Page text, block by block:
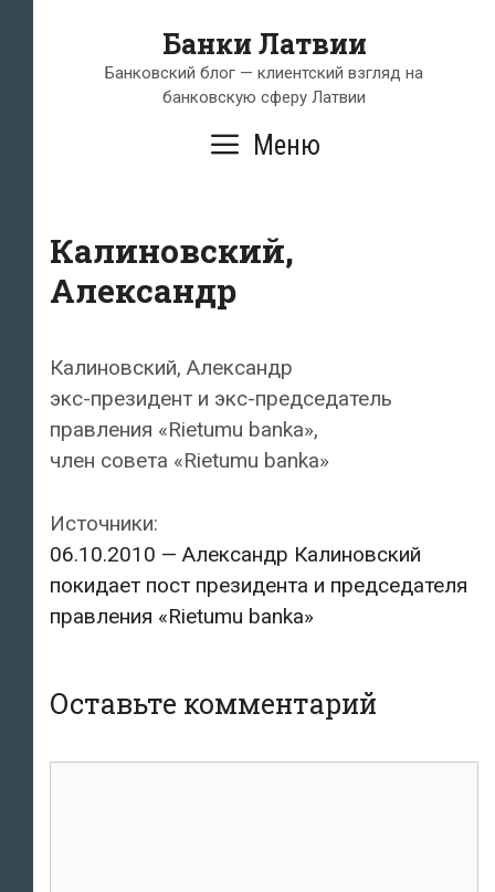
содержимому
Банки Латвии
Банковский блог — клиентский взгляд на
банковскую сферу Латвии
Меню
Калиновский,
Александр
Калиновский, Александр
экс-президент и экс-председатель
правления «Rietumu banka»,
член совета «Rietumu banka»
Источники:
06.10.2010 — Александр Калиновский
покидает пост президента и председателя
правления «Rietumu banka»
Оставьте комментарий